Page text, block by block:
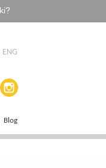
ENG
Blog